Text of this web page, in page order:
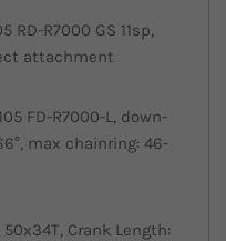
RD-R7000 GS 11sp,
attachment
FD-R7000-L, down-
max chainring: 46-
50x34T, Crank Length: